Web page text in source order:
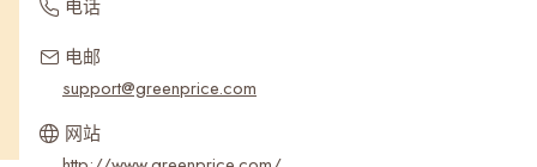
电话
电邮
support@greenprice.com
网站